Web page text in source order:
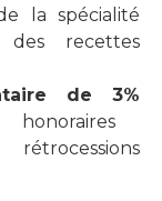
la spécialité
recettes
de 3%